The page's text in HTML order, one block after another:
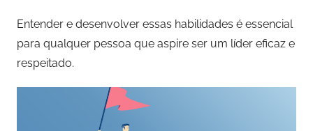
Entender e desenvolver essas habilidades é essencial
para qualquer pessoa que aspire ser um líder eficaz e
respeitado.